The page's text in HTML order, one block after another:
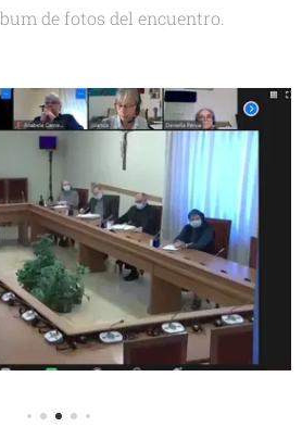
de fotos del encuentro.